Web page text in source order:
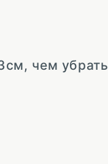
чем убрать